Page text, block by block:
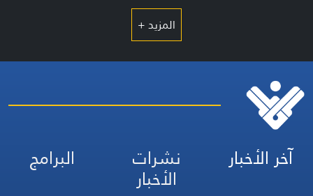
المزيد +
آخر الأخبار نشرات
الأخبار
البرامج